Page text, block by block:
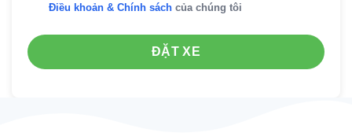
Điều khoản & Chính sách của chúng tôi
ĐẶT XE